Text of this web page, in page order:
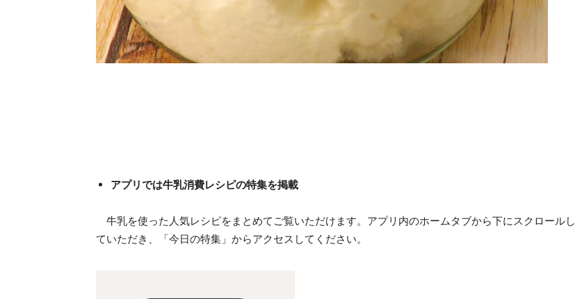
アプリでは牛乳消費レシピの特集を掲載
牛乳を使った人気レシピをまとめてご覧いただけます。アプリ内のホームタブから下にスクロールし
ていただき、「今日の特集」からアクセスしてください。